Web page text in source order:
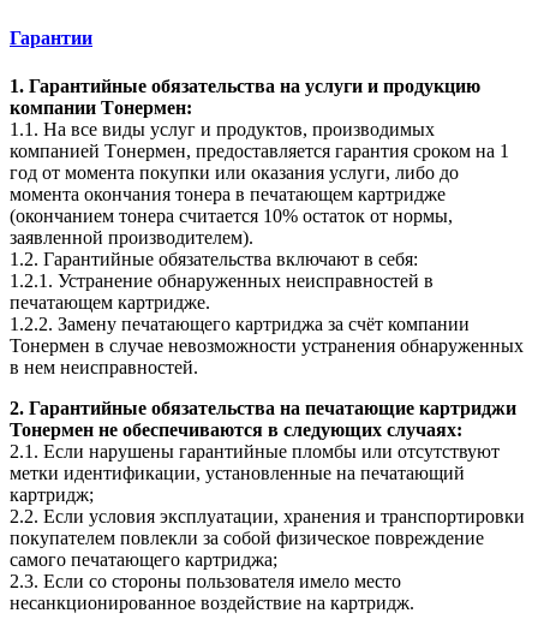
Гарантии
1. Гарантийные обязательства на услуги и продукцию
компании Tонермен:
1.1. На все виды услуг и продуктов, производимых
компанией Tонермен, предоставляется гарантия сроком на 1
год от момента покупки или оказания услуги, либо до
момента окончания тонера в печатающем картридже
(окончанием тонера считается 10% остаток от нормы,
заявленной производителем).
1.2. Гарантийные обязательства включают в себя:
1.2.1. Устранение обнаруженных неисправностей в
печатающем картридже.
1.2.2. Замену печатающего картриджа за счёт компании
Тонермен в случае невозможности устранения обнаруженных
в нем неисправностей.
2. Гарантийные обязательства на печатающие картриджи
Тонермен не обеспечиваются в следующих случаях:
2.1. Если нарушены гарантийные пломбы или отсутствуют
метки идентификации, установленные на печатающий
картридж;
2.2. Если условия эксплуатации, хранения и транспортировки
покупателем повлекли за собой физическое повреждение
самого печатающего картриджа;
2.3. Если со стороны пользователя имело место
несанкционированное воздействие на картридж.